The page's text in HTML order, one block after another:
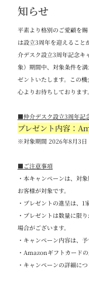
知らせ
平素より格別のご愛顧を
は設立3周年を迎えること
介デスク設立3周年記念キ
象）期間中、対象条件を満
ゼントいたします。この機
心よりお待ちしております。
■仲介デスク設立3周年記
プレゼント内容：
※対象期間 2026年8 月3
■ ご注意事項
・本キャンペーンは、対
お客様が対象です。
・プレゼントの進呈は、 1
・プレゼントは数量に限
場合がございます。
・キャンペーン内容は、
・ Amazonギフトカード
・キャンペーンの詳細に